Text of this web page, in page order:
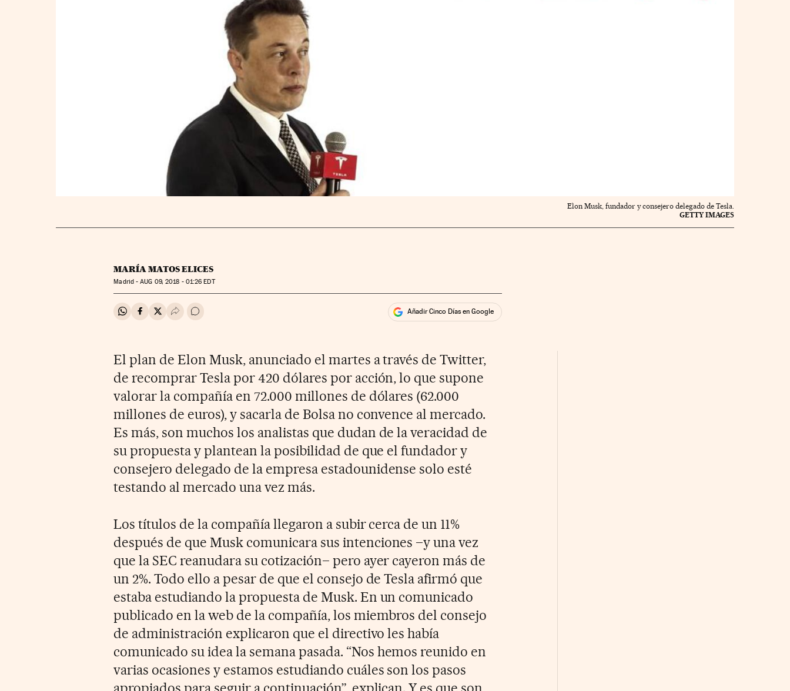
Elon Musk, fundador y consejero delegado de Tesla.
GETTY IMAGES
MARÍA MATOS ELICES
Madrid -AUG 09, 2018 - 01:26 EDT
Compartir en Whatsapp
Compartir en Facebook
Compartir en Twitter
Desplegar Redes Sociales
Ir a los comentarios Añadir Cinco Días en Google
El plan de Elon Musk, anunciado el martes a través de Twitter,
de recomprar Tesla por 420 dólares por acción, lo que supone
valorar la compañía en 72.000 millones de dólares (62.000
millones de euros), y sacarla de Bolsa no convence al mercado.
Es más, son muchos los analistas que dudan de la veracidad de
su propuesta y plantean la posibilidad de que el fundador y
consejero delegado de la empresa estadounidense solo esté
testando al mercado una vez más.
Los títulos de la compañía llegaron a subir cerca de un 11%
después de que Musk comunicara sus intenciones –y una vez
que la SEC reanudara su cotización– pero ayer cayeron más de
un 2%. Todo ello a pesar de que el consejo de Tesla afirmó que
estaba estudiando la propuesta de Musk. En un comunicado
publicado en la web de la compañía, los miembros del consejo
de administración explicaron que el directivo les había
comunicado su idea la semana pasada. “Nos hemos reunido en
varias ocasiones y estamos estudiando cuáles son los pasos